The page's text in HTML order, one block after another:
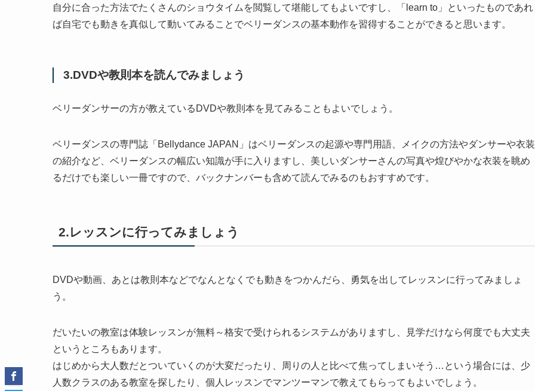
自分に合った方法でたくさんのショウタイムを閲覧して堪能してもよいですし、「learn to」といったものであれ
ば自宅でも動きを真似して動いてみることでベリーダンスの基本動作を習得することができると思います。
3.DVDや教則本を読んでみましょう
ベリーダンサーの方が教えているDVDや教則本を見てみることもよいでしょう。
ベリーダンスの専門誌「Bellydance JAPAN」はベリーダンスの起源や専門用語、メイクの方法やダンサーや衣装
の紹介など、ベリーダンスの幅広い知識が手に入りますし、美しいダンサーさんの写真や煌びやかな衣装を眺め
るだけでも楽しい一冊ですので、バックナンバーも含めて読んでみるのもおすすめです。
2.レッスンに行ってみましょう
DVDや動画、あとは教則本などでなんとなくでも動きをつかんだら、勇気を出してレッスンに行ってみましょ
う。
だいたいの教室は体験レッスンが無料～格安で受けられるシステムがありますし、見学だけなら何度でも大丈夫
というところもあります。
はじめから大人数だとついていくのが大変だったり、周りの人と比べて焦ってしまいそう…という場合には、少
人数クラスのある教室を探したり、個人レッスンでマンツーマンで教えてもらってもよいでしょう。